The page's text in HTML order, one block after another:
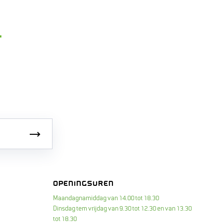
OPENINGSUREN
Maandagnamiddag van 14.00 tot 18.30
Dinsdag tem vrijdag van 9.30 tot 12.30 en van 13.30
tot 18.30